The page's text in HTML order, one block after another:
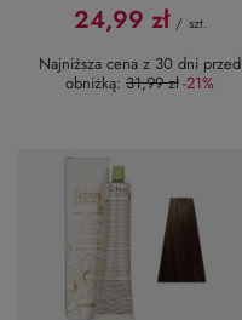
24,99 zł / szt.
Najniższa cena z 30 dni przed
obniżką: 31,99 zł-21%